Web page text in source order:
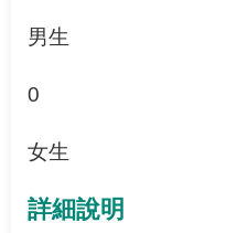
男生
0
女生
詳細說明